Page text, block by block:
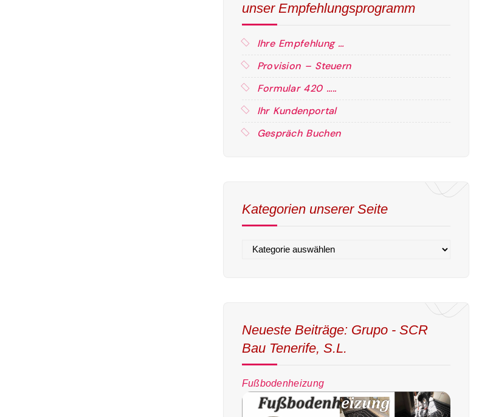
unser Empfehlungsprogramm
Ihre Empfehlung …
Provision – Steuern
Formular 420 …..
Ihr Kundenportal
Gespräch Buchen
Kategorien unserer Seite
Neueste Beiträge: Grupo - SCR
Bau Tenerife, S.L.
Fußbodenheizung